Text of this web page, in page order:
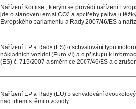
Nařízení Komise , kterým se provádí nařízení
jde o stanovení emisí CO2 a spotřeby paliva u
Evropského parlamentu a Rady 2007/46/ES a
Nařízení EP a Rady (ES) o schvalování typu
nákladních vozidel (Euro VI) a o přístupu k
(ES) č. 715/2007 a směrnice 2007/46/ES a o
Nařízení EP a Rady (EU) o schvalování
nad trhem s těmito vozidly